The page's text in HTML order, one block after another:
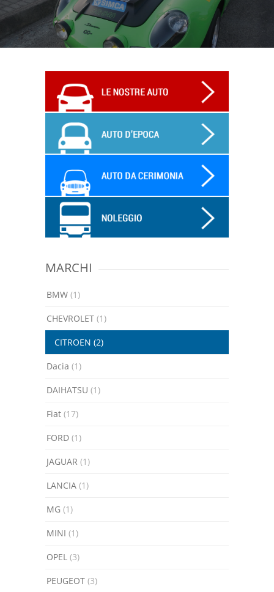
MARCHI
BMW (1)
CHEVROLET (1)
CITROEN (2)
Dacia (1)
DAIHATSU (1)
Fiat (17)
FORD (1)
JAGUAR (1)
LANCIA (1)
MG (1)
MINI (1)
OPEL (3)
PEUGEOT (3)